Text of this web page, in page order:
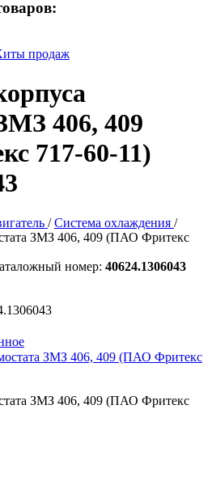
продаж
406, 409
717-60-11)
/ Система охлаждения /
ЗМЗ 406, 409 (ПАО Фритекс
номер: 40624.1306043
ЗМЗ 406, 409 (ПАО Фритекс